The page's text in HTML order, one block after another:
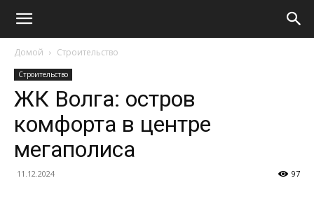
Домой Строительство
Строительство
ЖК Волга: остров
комфорта в центре
мегаполиса
11.12.2024 97